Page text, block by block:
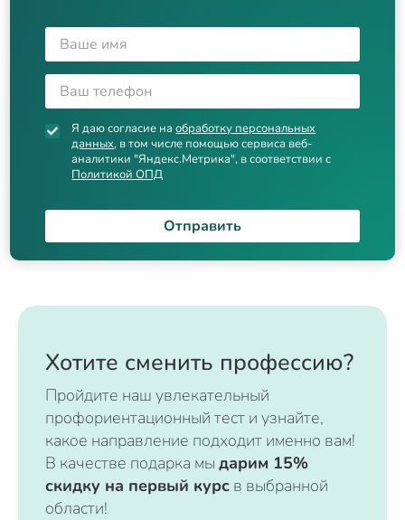
Я даю согласие наобработку персональных
данных, в том числе помощью сервиса веб-
аналитики "Яндекс.Метрика", в соответствии с
Политикой ОПД
Отправить
Хотите сменить профессию?
Пройдите наш увлекательный
профориентационный тест и узнайте,
какое направление подходит именно вам!
В качестве подарка мы дарим 15%
скидку на первый курс в выбранной
области!